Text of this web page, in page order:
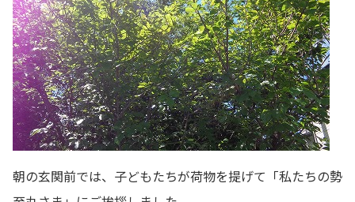
朝の玄関前では、子どもたちが荷物を提げて「私たちの勢